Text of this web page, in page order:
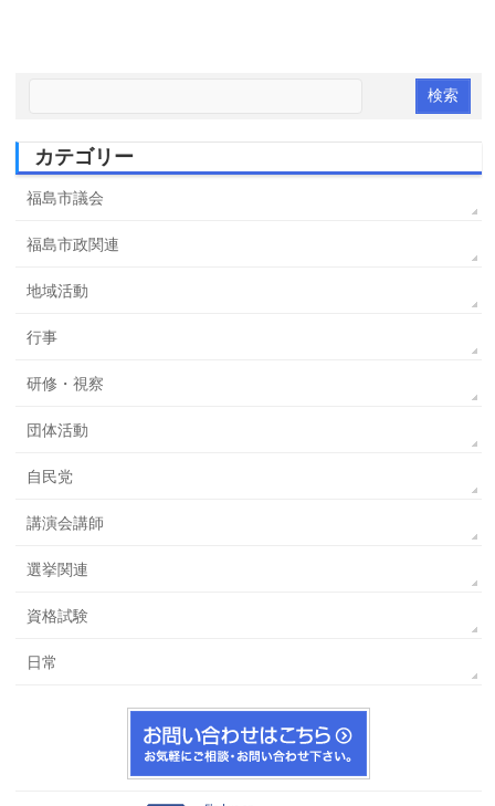
カテゴリー
福島市議会
福島市政関連
地域活動
行事
研修・視察
団体活動
自民党
講演会講師
選挙関連
資格試験
日常